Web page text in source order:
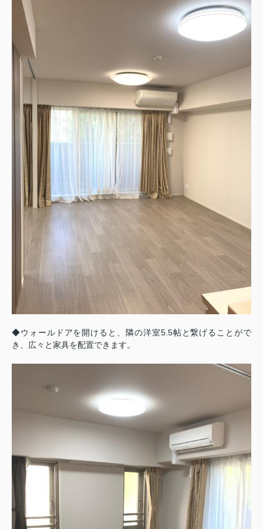
◆ウォールドアを開けると、隣の洋室5.5帖と繋げることがで
き、広々と家具を配置できます。